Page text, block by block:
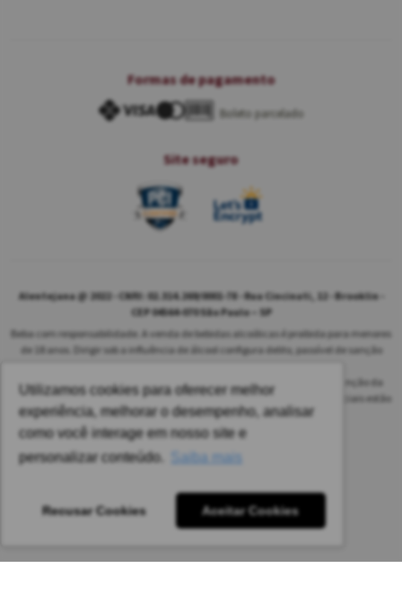
Utilizamos cookies para oferecer melhor
experiência, melhorar o desempenho, analisar
como você interage em nosso site e
personalizar conteúdo.
Saiba mais
Recusar Cookies Aceitar Cookies
Formas de pagamento
Boleto parcelado
Site seguro
Alentejana @ 2022 - CNPJ: 02.314.269/0001-78 - Rua Cincinati, 12 - Brooklin -
CEP 04564-070 São Paulo – SP
Beba com responsabilidade. A venda de bebidas alcoólicas é proibida para menores
de 18 anos. Dirigir sob a influência de álcool configura delito, passível de sanção
As safras dos vinhos poderão ser diferentes das informadas no site em função da
disponibilidade do nosso estoque. Alteração de preços e condições comerciais estão
sujeitas a alteração sem aviso prévio.
Pedido mínimo: R$ 1.650,00 para todas as regiões.
Imagens meramente ilustrativas.